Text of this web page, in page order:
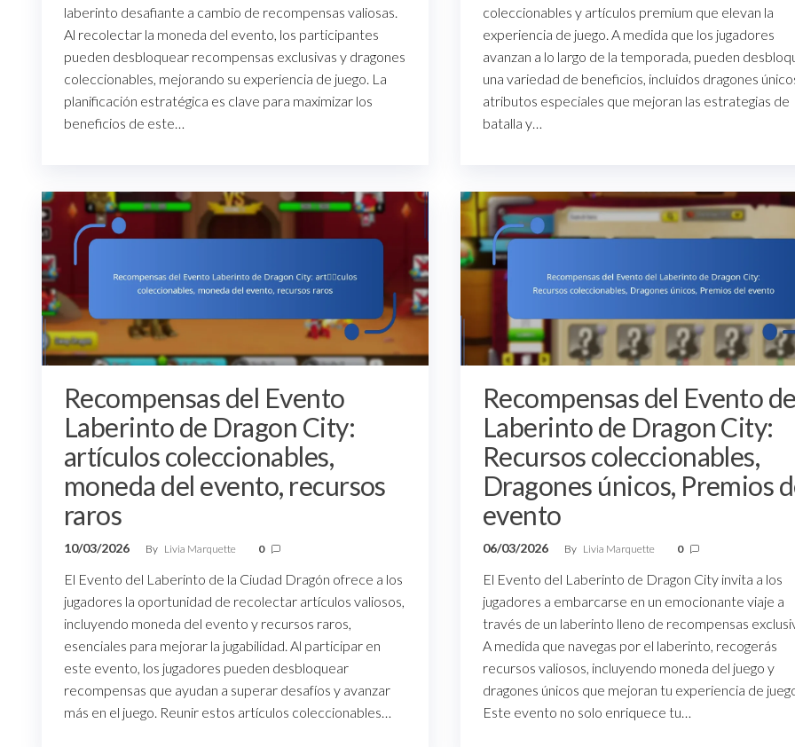
laberinto desafiante a cambio de recompensas valiosas.
Al recolectar la moneda del evento, los participantes
pueden desbloquear recompensas exclusivas y dragones
coleccionables, mejorando su experiencia de juego. La
planificación estratégica es clave para maximizar los
beneficios de este…
coleccionables y artículos premium que elevan la
experiencia de juego. A medida que los jugadores
avanzan a lo largo de la temporada, pueden
una variedad de beneficios, incluidos dragones
atributos especiales que mejoran las estrategias de
batalla y…
Recompensas del Evento
Laberinto de Dragon City:
artículos coleccionables,
moneda del evento, recursos
raros
10/03/2026 By Livia Marquette 0
El Evento del Laberinto de la Ciudad Dragón ofrece a los
jugadores la oportunidad de recolectar artículos valiosos,
incluyendo moneda del evento y recursos raros,
esenciales para mejorar la jugabilidad. Al participar en
este evento, los jugadores pueden desbloquear
recompensas que ayudan a superar desafíos y avanzar
más en el juego. Reunir estos artículos coleccionables…
Recompensas del Evento
Laberinto de Dragon City:
Recursos coleccionables,
Dragones únicos, Premios
evento
06/03/2026 By Livia Marquette 0
El Evento del Laberinto de Dragon City invita a los
jugadores a embarcarse en un emocionante viaje a
través de un laberinto lleno de recompensas
A medida que navegas por el laberinto, recogerás
recursos valiosos, incluyendo moneda del juego y
dragones únicos que mejoran tu experiencia de
Este evento no solo enriquece tu…